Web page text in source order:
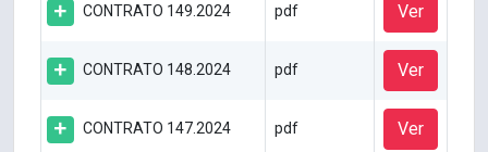
CONTRATO 149.2024 pdf Ver
CONTRATO 148.2024 pdf Ver
CONTRATO 147.2024 pdf Ver